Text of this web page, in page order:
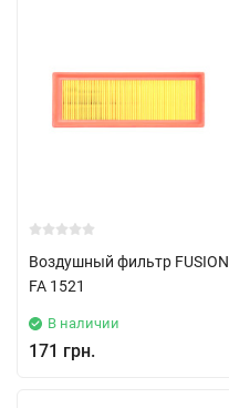
Воздушный фильтр FUSION
FA 1521
В наличии
171 грн.